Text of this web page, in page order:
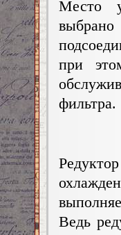
Место
при
фильтра.
Ведь